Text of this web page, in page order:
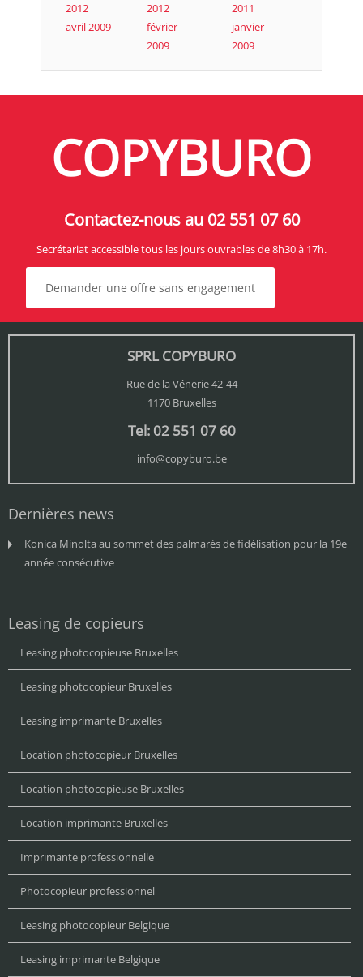
2012
2012
2011
avril 2009
février
2009
janvier
2009
COPYBURO
Contactez-nous au 02 551 07 60
Secrétariat accessible tous les jours ouvrables de 8h30 à 17h.
Demander une offre sans engagement
SPRL COPYBURO
Rue de la Vénerie 42-44
1170 Bruxelles
Tel: 02 551 07 60
info@copyburo.be
Dernières news
Konica Minolta au sommet des palmarès de fidélisation pour la 19e
année consécutive
Leasing de copieurs
Leasing photocopieuse Bruxelles
Leasing photocopieur Bruxelles
Leasing imprimante Bruxelles
Location photocopieur Bruxelles
Location photocopieuse Bruxelles
Location imprimante Bruxelles
Imprimante professionnelle
Photocopieur professionnel
Leasing photocopieur Belgique
Leasing imprimante Belgique